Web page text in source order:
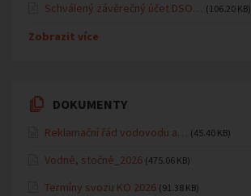
Schválený závěrečný účet DSO… (106.20 KB)
Zobrazit více
DOKUMENTY
Reklamační řád vodovodu a… (45.40 KB)
Vodné, stočné_2026 (475.06 KB)
Termíny svozu KO 2026 (91.38 KB)